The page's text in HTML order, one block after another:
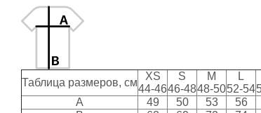
Таблица размеров, см
XS
44-46
S
46-48
M
48-50
L
52-54
A
49 50 53 56